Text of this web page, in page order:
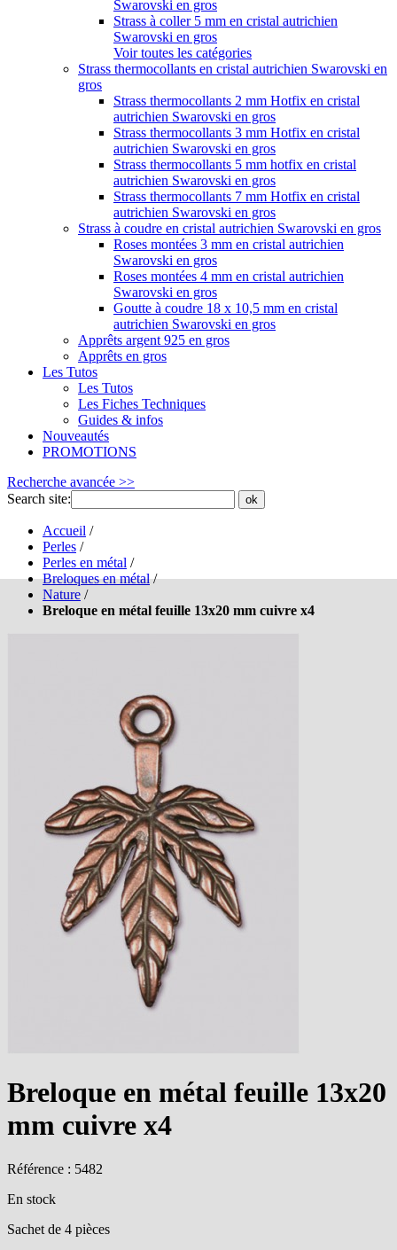
Swarovski en gros
Strass à coller 5 mm en cristal autrichien
Swarovski en gros
Voir toutes les catégories
Strass thermocollants en cristal autrichien Swarovski en
gros
Strass thermocollants 2 mm Hotfix en cristal
autrichien Swarovski en gros
Strass thermocollants 3 mm Hotfix en cristal
autrichien Swarovski en gros
Strass thermocollants 5 mm hotfix en cristal
autrichien Swarovski en gros
Strass thermocollants 7 mm Hotfix en cristal
autrichien Swarovski en gros
Strass à coudre en cristal autrichien Swarovski en gros
Roses montées 3 mm en cristal autrichien
Swarovski en gros
Roses montées 4 mm en cristal autrichien
Swarovski en gros
Goutte à coudre 18 x 10,5 mm en cristal
autrichien Swarovski en gros
Apprêts argent 925 en gros
Apprêts en gros
Les Tutos
Les Tutos
Les Fiches Techniques
Guides & infos
Nouveautés
PROMOTIONS
Recherche avancée >>
Search site:
ok
Accueil /
Perles /
Perles en métal /
Breloques en métal /
Nature /
Breloque en métal feuille 13x20 mm cuivre x4
Breloque en métal feuille 13x20
mm cuivre x4
Référence : 5482
En stock
Sachet de 4 pièces